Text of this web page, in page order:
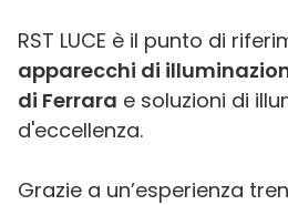
RST LUCE è il punto di
apparecchi di
di Ferrara e soluzioni di
d'eccellenza.
Grazie a un’esperienza